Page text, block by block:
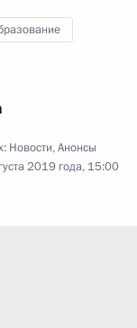
Новости,Анонсы
2019 года, 15:00